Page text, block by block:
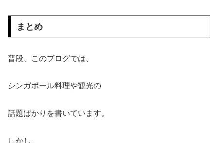
まとめ
普段、このブログでは、
シンガポール料理や観光の
話題ばかりを書いています。
しかし、